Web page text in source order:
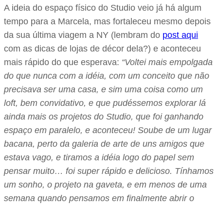
A ideia do espaço físico do Studio veio já há algum
tempo para a Marcela, mas fortaleceu mesmo depois
da sua última viagem a NY (lembram do post aqui
com as dicas de lojas de décor dela?) e aconteceu
mais rápido do que esperava: “Voltei mais empolgada
do que nunca com a idéia, com um conceito que não
precisava ser uma casa, e sim uma coisa como um
loft, bem convidativo, e que pudéssemos explorar lá
ainda mais os projetos do Studio, que foi ganhando
espaço em paralelo, e aconteceu! Soube de um lugar
bacana, perto da galeria de arte de uns amigos que
estava vago, e tiramos a idéia logo do papel sem
pensar muito… foi super rápido e delicioso. Tínhamos
um sonho, o projeto na gaveta, e em menos de uma
semana quando pensamos em finalmente abrir o